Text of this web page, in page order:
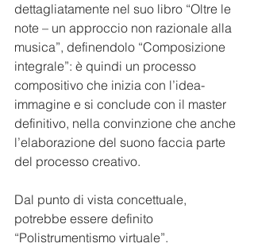
dettagliatamente nel suo libro “Oltre le
note – un approccio non razionale alla
musica”, definendolo “Composizione
integrale”: è quindi un processo
compositivo che inizia con l’idea-
immagine e si conclude con il master
definitivo, nella convinzione che anche
l’elaborazione del suono faccia parte
del processo creativo.
Dal punto di vista concettuale,
potrebbe essere definito
“Polistrumentismo virtuale”.